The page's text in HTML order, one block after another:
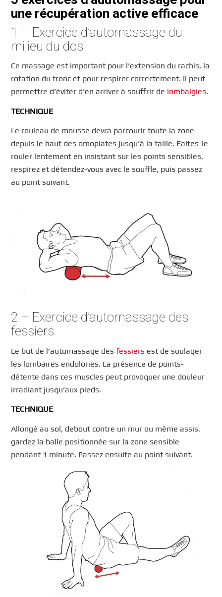
une récupération active efficace
1 – Exercice d’automassage du
milieu du dos
Ce massage est important pour l’extension du rachis, la
rotation du tronc et pour respirer correctement. Il peut
permettre d’éviter d’en arriver à souffrir de lombalgies.
TECHNIQUE
Le rouleau de mousse devra parcourir toute la zone
depuis le haut des omoplates jusqu’à la taille. Faites-le
rouler lentement en insistant sur les points sensibles,
respirez et détendez-vous avec le souffle, puis passez
au point suivant.
2 – Exercice d’automassage des
fessiers
Le but de l’automassage desfessiers est de soulager
les lombaires endolories. La présence de points-
détente dans ces muscles peut provoquer une douleur
irradiant jusqu’aux pieds.
TECHNIQUE
Allongé au sol, debout contre un mur ou même assis,
gardez la balle positionnée sur la zone sensible
pendant 1 minute. Passez ensuite au point suivant.